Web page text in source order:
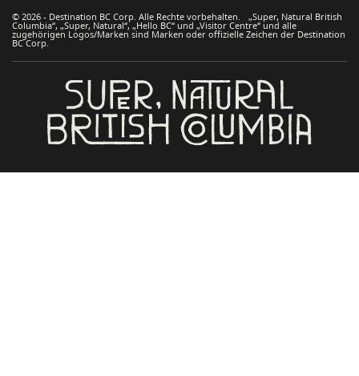
© 2026 - Destination BC Corp. Alle Rechte vorbehalten. „Super, Natural British
Columbia“, „Super, Natural“, „Hello BC“ und „Visitor Centre“ und alle
zugehörigen Logos/Marken sind Marken oder offizielle Zeichen der Destination
BC Corp.